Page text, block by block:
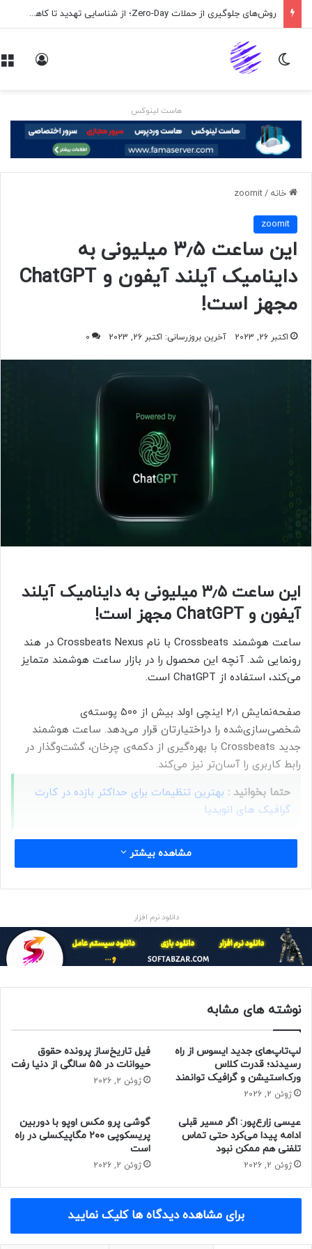
روش‌های جلوگیری از حملات Zero-Day؛ از شناسایی تهدید تا کاهش ریسک
تغییر پوسته
هاست لینوکس
خانه /
zoomit
zoomit
این ساعت ۳٫۵ میلیونی به
داینامیک آیلند آیفون و ChatGPT
مجهز است!
اکتبر 26, 2023 آخرین بروزرسانی: اکتبر 26, 2023 0
این ساعت ۳٫۵ میلیونی به داینامیک آیلند
آیفون و ChatGPT مجهز است!
ساعت هوشمند Crossbeats با نام Crossbeats Nexus در هند
رونمایی شد. آنچه این محصول را در بازار ساعت هوشمند متمایز
می‌کند، استفاده از ChatGPT است.
صفحه‌نمایش ۲٫۱ اینچی اولد بیش از ۵۰۰ پوسته‌ی
شخصی‌سازی‌شده را دراختیارتان قرار می‌دهد. ساعت هوشمند
جدید Crossbeats با بهره‌گیری از دکمه‌ی چرخان، گشت‌وگذار در
رابط کاربری را آسان‌تر نیز می‌کند.
حتما بخوانید : بهترین تنظیمات برای حداکثر بازده در کارت
گرافیک‌ های انویدیا
منبع : زومیت
پوشیدنی ها فناوری
مشاهده بیشتر
دانلود نرم افزار
نوشته های مشابه
لپ‌تاپ‌های جدید ایسوس از راه
رسیدند؛ قدرت کلاس
ورک‌استیشن و گرافیک توانمند
ژوئن 2, 2026
فیل تاریخ‌ساز پرونده حقوق
حیوانات در ۵۵ سالگی از دنیا رفت
ژوئن 2, 2026
عیسی زارع‌پور: اگر مسیر قبلی
ادامه پیدا می‌کرد حتی تماس
تلفنی هم ممکن نبود
ژوئن 2, 2026
گوشی پرو مکس اوپو با دوربین
پریسکوپی ۲۰۰ مگاپیکسلی در راه
است
ژوئن 2, 2026
برای مشاهده دیدگاه ها کلیک نمایید